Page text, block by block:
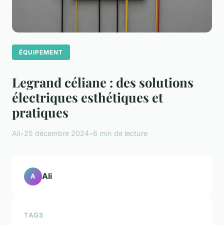
ÉQUIPEMENT
Legrand céliane : des solutions
électriques esthétiques et
pratiques
Ali•25 décembre 2024•6 min de lecture
A Ali
TAGS